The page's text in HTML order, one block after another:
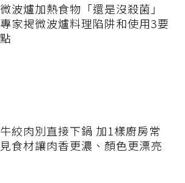
微波爐加熱食物「還是沒殺菌」
專家揭微波爐料理陷阱和使用3要
點
牛絞肉別直接下鍋 加1樣廚房常
見食材讓肉香更濃、顏色更漂亮